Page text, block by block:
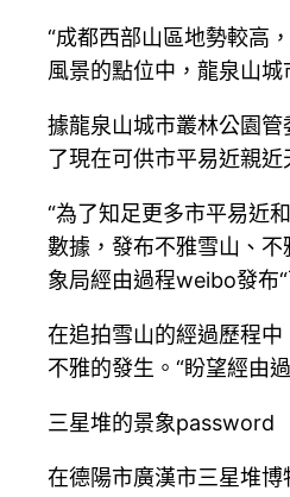
“成都西部山區地勢較高
風景的點位中，龍泉山
據龍泉山城市叢林公園
了現在可供市平易近親
“為了知足更多市平易近
數據，發布不雅雪山、
象局經由過程weibo發布
在追拍雪山的經過歷程
不雅的發生。“盼望經由
三星堆的景象password
在德陽市廣漢市三星堆